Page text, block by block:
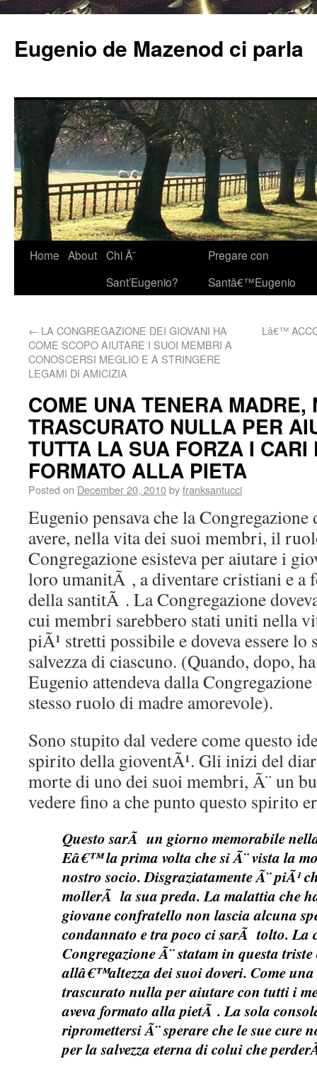
Eugenio de Mazenod ci parla
Home About Chi Ã¨
Sant’Eugenio?
Pregare con
Santâ€™Eugenio
← LA CONGREGAZIONE DEI GIOVANI HA
COME SCOPO AIUTARE I SUOI MEMBRI A
CONOSCERSI MEGLIO E A STRINGERE
LEGAMI DI AMICIZIA
Lâ€™
COME UNA TENERA MADRE,
TRASCURATO NULLA PER
TUTTA LA SUA FORZA I
FORMATO ALLA PIETA
Posted on December 20, 2010byfranksantucci
Eugenio pensava che la
avere, nella vita dei suoi membri, il
Congregazione esisteva per aiutare i
loro umanitÃ , a diventare cristiani e a
della santitÃ . La Congregazione
cui membri sarebbero stati uniti nella
piÃ¹ stretti possibile e doveva essere lo
salvezza di ciascuno. (Quando, dopo,
Eugenio attendeva dalla
stesso ruolo di madre amorevole).
Sono stupito dal vedere come questo
spirito della gioventÃ¹. Gli inizi del
morte di uno dei suoi membri, Ã¨ un
vedere fino a che punto questo spirito
Questo sarÃ un giorno memorabile
Eâ€™ la prima volta che si Ã¨ vista la
nostro socio. Disgraziatamente Ã¨ piÃ¹
mollerÃ la sua preda. La malattia che
giovane confratello non lascia alcuna
condannato e tra poco ci sarÃ tolto.
Congregazione Ã¨ statam in questa
allâ€™altezza dei suoi doveri. Come
trascurato nulla per aiutare con tutti i
aveva formato alla pietÃ . La sola
ripromettersi Ã¨ sperare che le sue cure
per la salvezza eterna di colui che